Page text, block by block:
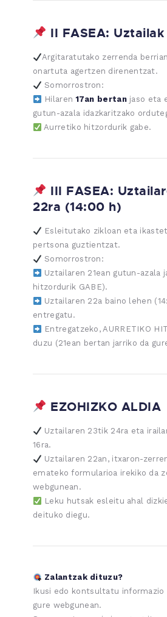
II FASEA: Uztailak
Argitaratutako zerrenda
onartuta agertzen direnentzat.
Somorrostron:
Hilaren17an bertanjaso eta
gutun-azala idazkaritzako
Aurretiko hitzordurik gabe.
III FASEA:
22ra (14:00 h)
Esleitutako zikloan eta
pertsona guztientzat.
Somorrostron:
Uztailaren 21ean gutun-azala
hitzordurik GABE).
Uztailaren 22a baino lehen
entregatu.
Entregatzeko, AURRETIKO
duzu (21ean bertan jarriko da
EZOHIZKO ALDIA
Uztailaren 23tik 24ra eta
16ra.
Uztailaren 22an, itxaron-
emateko formularioa irekiko da
webgunean.
Leku hutsak esleitu ahal
deituko diegu.
Zalantzak dituzu?
Ikusi edo kontsultatu informazio
gure webgunean.